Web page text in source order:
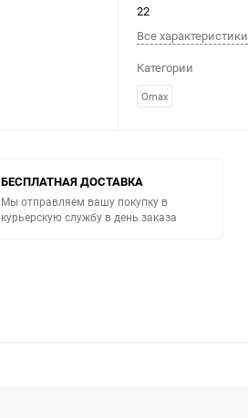
22
Все характеристики
Категории
Omax
БЕСПЛАТНАЯ ДОСТАВКА
Мы отправляем вашу покупку в
курьерскую службу в день заказа